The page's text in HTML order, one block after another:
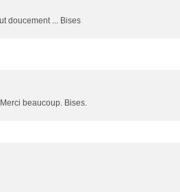
doucement ... Bises
beaucoup. Bises.